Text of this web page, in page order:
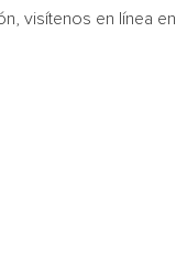
visítenos en línea en